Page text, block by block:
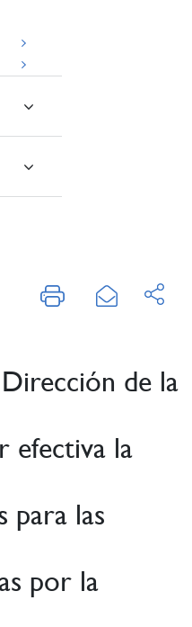
de la
efectiva la
para las
por la